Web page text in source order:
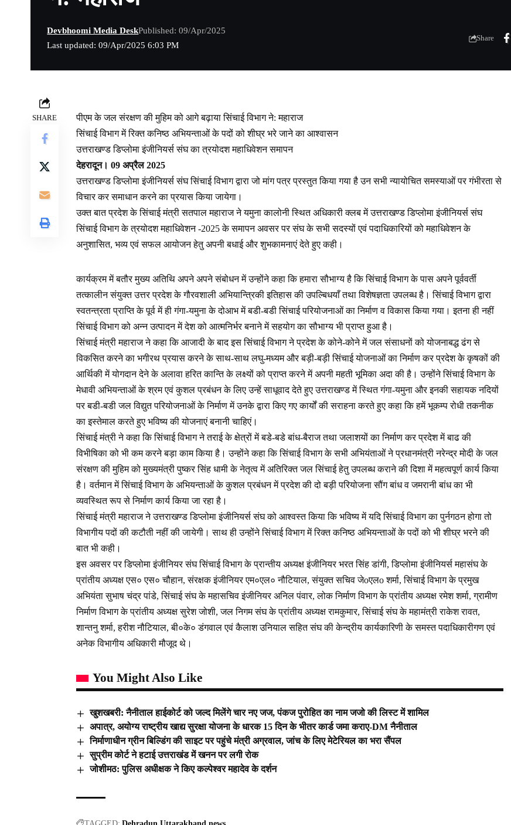
Last updated: 09/Apr/2025 6:03 PM
Devbhoomi Media DeskPublished: 09/Apr/2025
Share
SHARE
पीएम के जल संरक्षण की मुहिम को आगे बढ़ाया सिंचाई विभाग ने: महाराज
सिंचाई विभाग में रिक्त कनिष्ठ अभियन्ताओं के पदों को शीघ्र भरे जाने का आश्वासन
उत्तराखण्ड डिप्लोमा इंजीनियर्स संघ का त्रयोदश महाधिवेशन समापन
देहरादून। 09 अप्रैल 2025
उत्तराखण्ड डिप्लोमा इंजीनियर्स संघ सिंचाई विभाग द्वारा जो मांग पत्र प्रस्तुत किया गया है उन सभी न्यायोचित समस्याओं पर गंभीरता से
विचार कर समाधान करने का प्रयास किया जायेगा।
उक्त बात प्रदेश के सिंचाई मंत्री सतपाल महाराज ने यमुना कालोनी स्थित अधिकारी क्लब में उत्तराखण्ड डिप्लोमा इंजीनियर्स संघ
सिंचाई विभाग के त्रयोदश महाधिवेशन -2025 के समापन अवसर पर संघ के सभी सदस्यों एवं पदाधिकारियों को महाधिवेशन के
अनुशासित, भव्य एवं सफल आयोजन हेतु अपनी बधाई और शुभकामनाएं देते हुए कही।
कार्यक्रम में बतौर मुख्य अतिथि अपने अपने संबोधन में उन्होंने कहा कि हमारा सौभाग्य है कि सिंचाई विभाग के पास अपने पूर्ववर्ती
तत्कालीन संयुक्त उत्तर प्रदेश के गौरवशाली अभियान्त्रिकी इतिहास की उपल्बिधयाँ तथा विशेषज्ञता उपलब्ध है। सिंचाई विभाग द्वारा
स्वतन्त्रता प्राप्ति के पूर्व में ही गंगा-यमुना के दोआभ में बडी-बडी सिंचाई परियोजनाओं का निर्माण व विकास किया गया। इतना ही नहीं
सिंचाई विभाग को अन्न उत्पादन में देश को आत्मनिर्भर बनाने में सहयोग का सौभाग्य भी प्राप्त हुआ है।
सिंचाई मंत्री महाराज ने कहा कि आजादी के बाद इस सिंचाई विभाग ने प्रदेश के कोने-कोने में जल संसाधनों को योजनाबद्ध ढंग से
विकसित करने का भगीरथ प्रयास करने के साथ-साथ लघु-मध्यम और बड़ी-बड़ी सिंचाई योजनाओं का निर्माण कर प्रदेश के कृषकों की
आर्थिकी में योगदान देने के अलावा हरित कान्ति के लक्ष्यों को प्राप्त करने में अपनी महती भूमिका अदा की है। उन्होंने सिंचाई विभाग के
मेधावी अभियन्ताओं के श्रम एवं कुशल प्रबंधन के लिए उन्हें साधूवाद देते हुए उत्तराखण्ड में स्थित गंगा-यमुना और इनकी सहायक नदियों
पर बडी-बडी जल विद्युत परियोजनाओं के निर्माण में उनके द्वारा किए गए कार्यों की सराहना करते हुए कहा कि हमें भूकम्प रोधी तकनीक
का इस्तेमाल करते हुए भविष्य की योजनाएं बनानी चाहिएं।
सिंचाई मंत्री ने कहा कि सिंचाई विभाग ने तराई के क्षेत्रों में बडे-बडे बांध-बैराज तथा जलाशयों का निर्माण कर प्रदेश में बाढ की
विभीषिका को भी कम करने बड़ा काम किया है। उन्होंने कहा कि सिंचाई विभाग के सभी अभियंताओं ने प्रधानमंत्री नरेन्द्र मोदी के जल
संरक्षण की मुहिम को मुख्यमंत्री पुष्कर सिंह धामी के नेतृत्व में अतिरिक्त जल सिंचाई हेतु उपलब्ध कराने की दिशा में महत्वपूर्ण कार्य किया
है। वर्तमान में सिंचाई विभाग के अभियन्ताओं के कुशल प्रबंधन में प्रदेश की दो बड़ी परियोजना सौंग बांध व जमरानी बांध का भी
व्यवस्थित रूप से निर्माण कार्य किया जा रहा है।
सिंचाई मंत्री महाराज ने उत्तराखण्ड डिप्लोमा इंजीनियर्स संघ को आश्वस्त किया कि भविष्य में यदि सिंचाई विभाग का पुर्नगठन होगा तो
विभागीय पदों की कटौती नहीं की जायेगी। साथ ही उन्होंने सिंचाई विभाग में रिक्त कनिष्ठ अभियन्ताओं के पदों को भी शीघ्र भरने की
बात भी कही।
इस अवसर पर डिप्लोमा इंजीनियर संघ सिंचाई विभाग के प्रान्तीय अध्यक्ष इंजीनियर भरत सिंह डांगी, डिप्लोमा इंजीनियर्स महासंघ के
प्रांतीय अध्यक्ष एस० एस० चौहान, संरक्षक इंजीनियर एम०एल० नौटियाल, संयुक्त सचिव जेoएलo शर्मा, सिंचाई विभाग के प्रमुख
अभियंता सुभाष चंद्र पांडे, सिंचाई संघ के महासचिव इंजीनियर अनिल पंवार, लोक निर्माण विभाग के प्रांतीय अध्यक्ष रमेश शर्मा, ग्रामीण
निर्माण विभाग के प्रांतीय अध्यक्ष सुरेश जोशी, जल निगम संघ के प्रांतीय अध्यक्ष रामकुमार, सिंचाई संघ के महामंत्री राकेश रावत,
शान्तनु शर्मा, हरीश नौटियाल, बी०के० डंगवाल एवं कैलाश उनियाल सहित संघ की केन्द्रीय कार्यकारिणी के समस्त पदाधिकारीगण एवं
अनेक विभागीय अधिकारी मौजूद थे।
You Might Also Like
खुशखबरी: नैनीताल हाईकोर्ट को जल्द मिलेंगे चार नए जज, पंकज पुरोहित का नाम जजो की लिस्ट में शामिल
अपात्र, अयोग्य राष्ट्रीय खाद्य सुरक्षा योजना के धारक 15 दिन के भीतर कार्ड जमा कराए-DM नैनीताल
निर्माणाधीन ग्रीन बिल्डिंग की साइट पर पहुंचे मंत्री अग्रवाल, जांच के लिए मेटेरियल का भरा सैंपल
सुप्रीम कोर्ट ने हटाई उत्तराखंड में खनन पर लगी रोक
जोशीमठ: पुलिस अधीक्षक ने किए कल्पेश्वर महादेव के दर्शन